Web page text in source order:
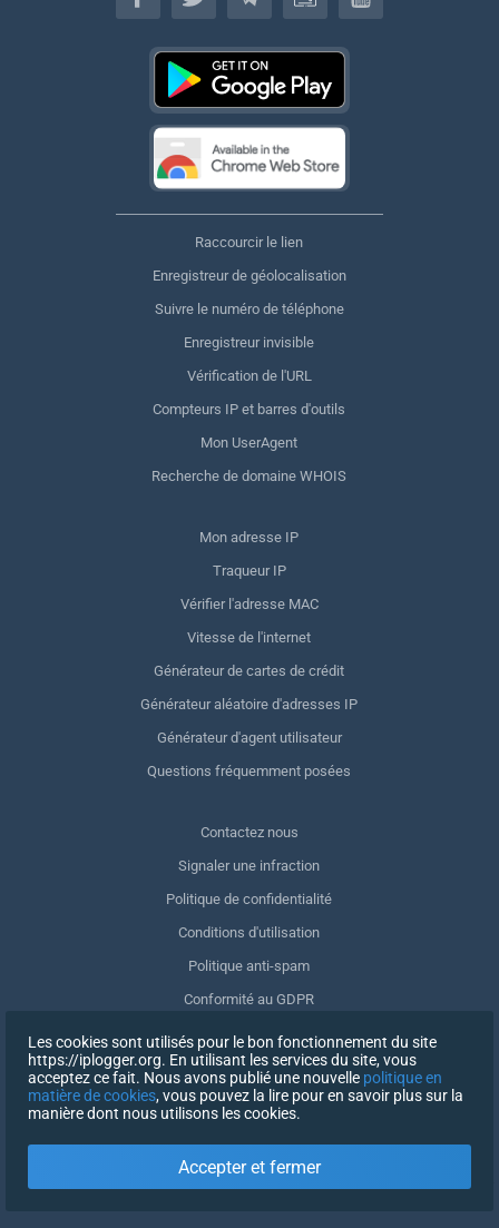
Raccourcir le lien
Enregistreur de géolocalisation
Suivre le numéro de téléphone
Enregistreur invisible
Vérification de l'URL
Compteurs IP et barres d'outils
Mon UserAgent
Recherche de domaine WHOIS
Mon adresse IP
Traqueur IP
Vérifier l'adresse MAC
Vitesse de l'internet
Générateur de cartes de crédit
Générateur aléatoire d'adresses IP
Générateur d'agent utilisateur
Questions fréquemment posées
Contactez nous
Signaler une infraction
Politique de confidentialité
Conditions d'utilisation
Politique anti-spam
Conformité au GDPR
Supprimer mes données
Retrait du consentement
SE CONNECTER
Les cookies sont utilisés pour le bon fonctionnement du site
https://iplogger.org. En utilisant les services du site, vous
acceptez ce fait. Nous avons publié une nouvelle politique en
matière de cookies, vous pouvez la lire pour en savoir plus sur la
manière dont nous utilisons les cookies.
Accepter et fermer